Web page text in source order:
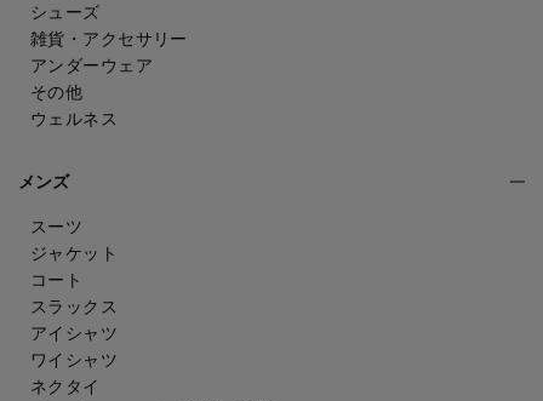
シューズ
雑貨・アクセサリー
アンダーウェア
その他
ウェルネス
メンズ
スーツ
ジャケット
コート
スラックス
アイシャツ
ワイシャツ
ネクタイ